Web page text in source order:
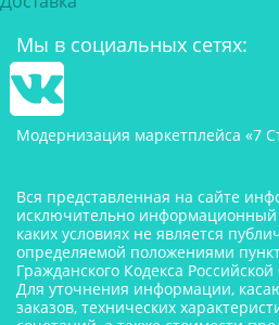
Мы в социальных сетях:
Модернизация маркетплейса «7
Вся представленная на сайте
исключительно информационный
каких условиях не является
определяемой положениями
Гражданского Кодекса
Для уточнения информации,
заказов, технических